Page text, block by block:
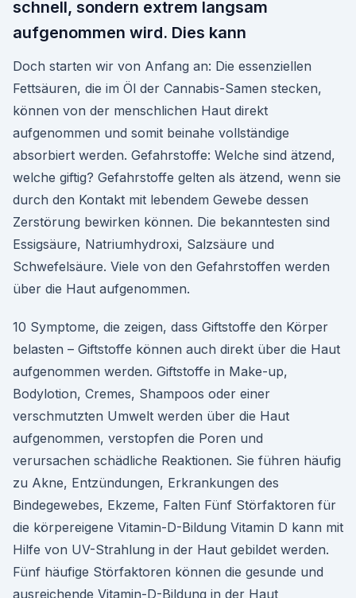
schnell, sondern extrem langsam
aufgenommen wird. Dies kann
Doch starten wir von Anfang an: Die essenziellen
Fettsäuren, die im Öl der Cannabis-Samen stecken,
können von der menschlichen Haut direkt
aufgenommen und somit beinahe vollständige
absorbiert werden. Gefahrstoffe: Welche sind ätzend,
welche giftig? Gefahrstoffe gelten als ätzend, wenn sie
durch den Kontakt mit lebendem Gewebe dessen
Zerstörung bewirken können. Die bekanntesten sind
Essigsäure, Natriumhydroxi, Salzsäure und
Schwefelsäure. Viele von den Gefahrstoffen werden
über die Haut aufgenommen.
10 Symptome, die zeigen, dass Giftstoffe den Körper
belasten – Giftstoffe können auch direkt über die Haut
aufgenommen werden. Giftstoffe in Make-up,
Bodylotion, Cremes, Shampoos oder einer
verschmutzten Umwelt werden über die Haut
aufgenommen, verstopfen die Poren und
verursachen schädliche Reaktionen. Sie führen häufig
zu Akne, Entzündungen, Erkrankungen des
Bindegewebes, Ekzeme, Falten Fünf Störfaktoren für
die körpereigene Vitamin-D-Bildung Vitamin D kann mit
Hilfe von UV-Strahlung in der Haut gebildet werden.
Fünf häufige Störfaktoren können die gesunde und
ausreichende Vitamin-D-Bildung in der Haut